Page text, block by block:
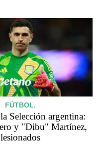
FÚTBOL.
Selección argentina:
y "Dibu" Martínez,
lesionados